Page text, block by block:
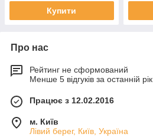
Купити
Про нас
Рейтинг не сформований
Менше 5 відгуків за останній рік
Працює з 12.02.2016
м. Київ
Лівий берег, Київ, Україна